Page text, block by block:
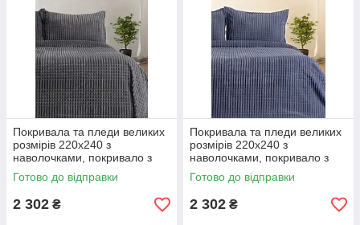
Покривала та пледи великих
розмірів 220х240 з
наволочками, покривало з
прострочкою на ліжко Сірий
Готово до відправки
2 302 ₴
Покривала та пледи великих
розмірів 220х240 з
наволочками, покривало з
прострочкою на ліжко Синій
Готово до відправки
2 302 ₴